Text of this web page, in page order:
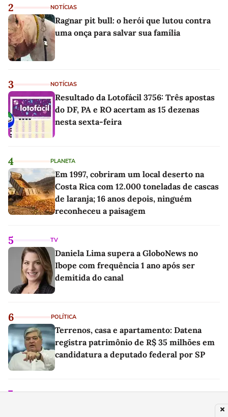
2 NOTÍCIAS
Ragnar pit bull: o herói que lutou contra
uma onça para salvar sua família
3 NOTÍCIAS
Resultado da Lotofácil 3756: Três apostas
do DF, PA e RO acertam as 15 dezenas
nesta sexta-feira
4 PLANETA
Em 1997, cobriram um local deserto na
Costa Rica com 12.000 toneladas de cascas
de laranja; 16 anos depois, ninguém
reconheceu a paisagem
5 TV
Daniela Lima supera a GloboNews no
Ibope com frequência 1 ano após ser
demitida do canal
6 POLÍTICA
Terrenos, casa e apartamento: Datena
registra patrimônio de R$ 35 milhões em
candidatura a deputado federal por SP
7 FAMOSOS